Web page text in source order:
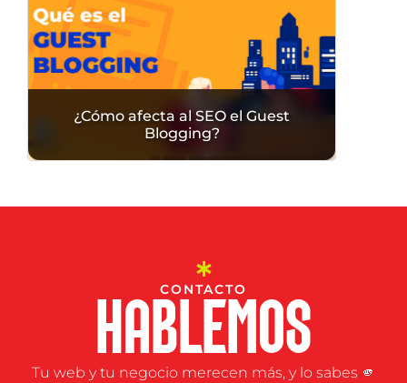
¿Cómo afecta al SEO el Guest
Blogging?
CONTACTO
HABLEMOS
Tu web y tu negocio merecen más, y lo sabes 🫵